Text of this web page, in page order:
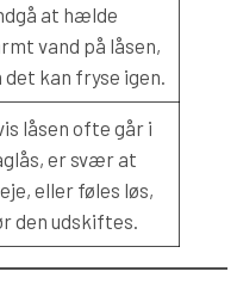
at hælde
vand på låsen,
det kan fryse igen.
låsen ofte går i
er svær at
eller føles løs,
den udskiftes.